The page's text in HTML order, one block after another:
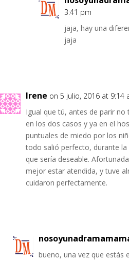
3:41 pm
jaja, hay una
jaja
Irene on 5 julio, 2016 at 9:14
Igual que tú, antes de parir
en los dos casos y ya en el
puntuales de miedo por los
todo salió perfecto, durante
que sería deseable.
mejor estar atendida, y tuve
cuidaron perfectamente.
bueno, una vez que estás